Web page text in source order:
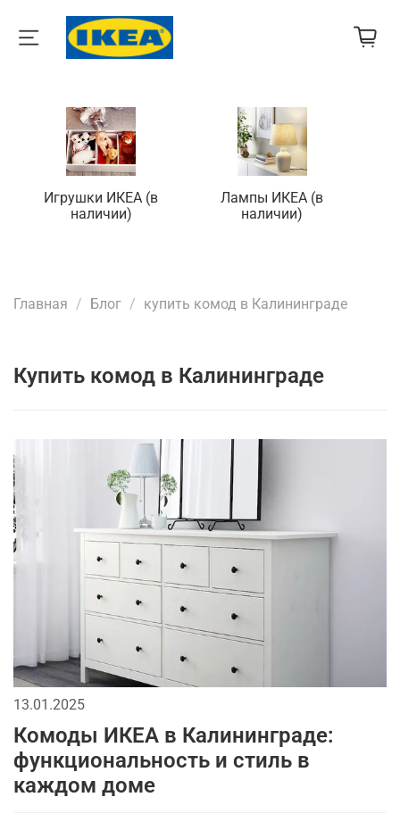
Игрушки ИКЕА (в
наличии)
Лампы ИКЕА (в
наличии)
Главная Блог купить комод в Калининграде
купить комод в Калининграде
13.01.2025
Комоды ИКЕА в Калининграде:
функциональность и стиль в
каждом доме